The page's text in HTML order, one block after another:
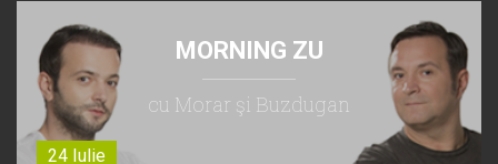
MORNING ZU
cu Morar şi Buzdugan
24 Iulie